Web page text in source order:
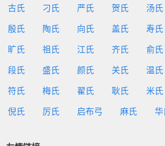
古氏 刁氏 严氏 贺氏 汤氏
殷氏 陶氏 向氏 盖氏 寿氏
旷氏 祖氏 江氏 齐氏 俞氏
段氏 盛氏 颜氏 关氏 温氏
符氏 梅氏 翟氏 耿氏 米氏
倪氏 厉氏 启布弓 麻氏 华